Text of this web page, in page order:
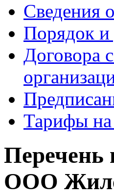
Сведения
Порядок и
Договора
Тарифы
Перечень
ООО